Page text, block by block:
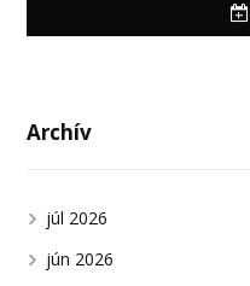
Archív
júl 2026
jún 2026